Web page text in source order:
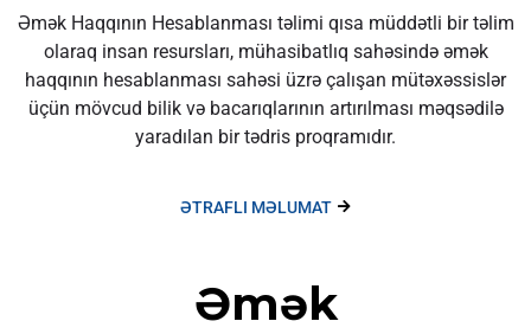
Əmək Haqqının Hesablanması təlimi qısa müddətli bir təlim
olaraq insan resursları, mühasibatlıq sahəsində əmək
haqqının hesablanması sahəsi üzrə çalışan mütəxəssislər
üçün mövcud bilik və bacarıqlarının artırılması məqsədilə
yaradılan bir tədris proqramıdır.
ƏTRAFLI MƏLUMAT
Əmək